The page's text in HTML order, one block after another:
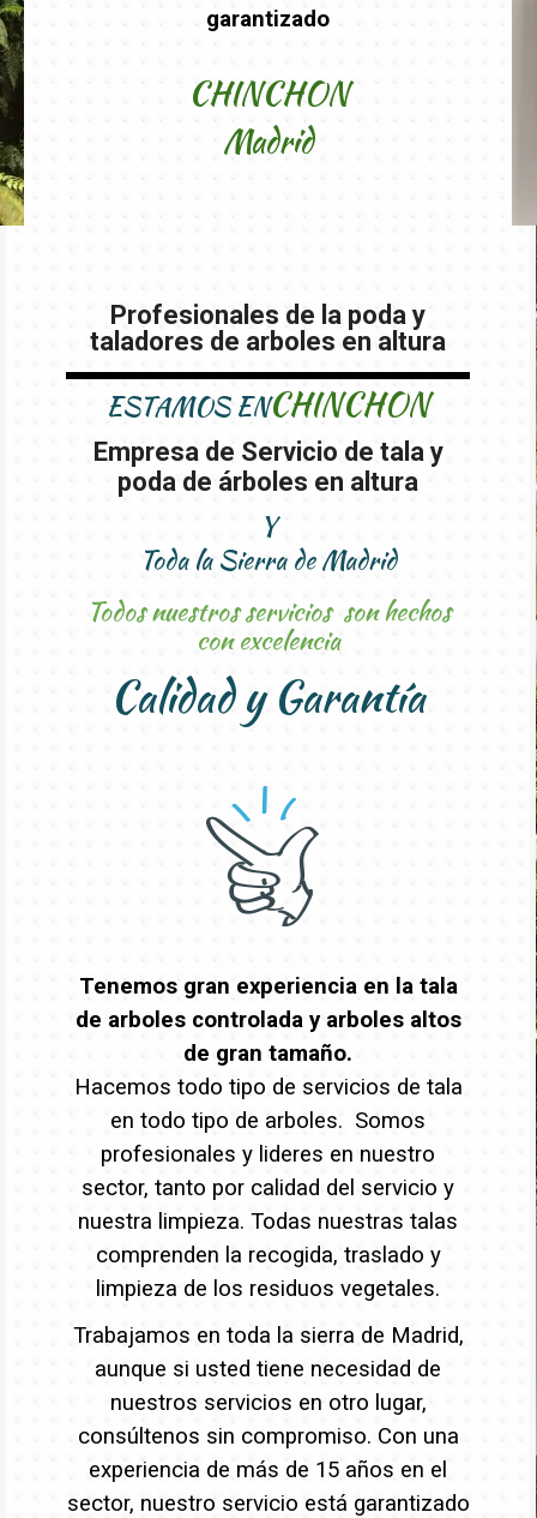
garantizado
CHINCHON
Madrid
Profesionales de la poda y
taladores de arboles en altura
ESTAMOS ENCHINCHON
Empresa de Servicio de tala y
poda de árboles en altura
Y
Toda la Sierra de Madrid
Todos nuestros servicios son hechos
con excelencia
Calidad y Garantía
Tenemos gran experiencia en la tala
de arboles controlada y arboles altos
de gran tamaño.
Hacemos todo tipo de servicios de tala
en todo tipo de arboles. Somos
profesionales y lideres en nuestro
sector, tanto por calidad del servicio y
nuestra limpieza. Todas nuestras talas
comprenden la recogida, traslado y
limpieza de los residuos vegetales.
Trabajamos en toda la sierra de Madrid,
aunque si usted tiene necesidad de
nuestros servicios en otro lugar,
consúltenos sin compromiso. Con una
experiencia de más de 15 años en el
sector, nuestro servicio está garantizado